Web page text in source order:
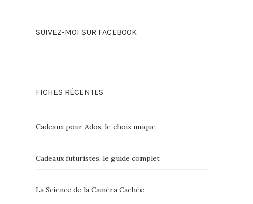
SUIVEZ-MOI SUR FACEBOOK
FICHES RÉCENTES
Cadeaux pour Ados: le choix unique
Cadeaux futuristes, le guide complet
La Science de la Caméra Cachée